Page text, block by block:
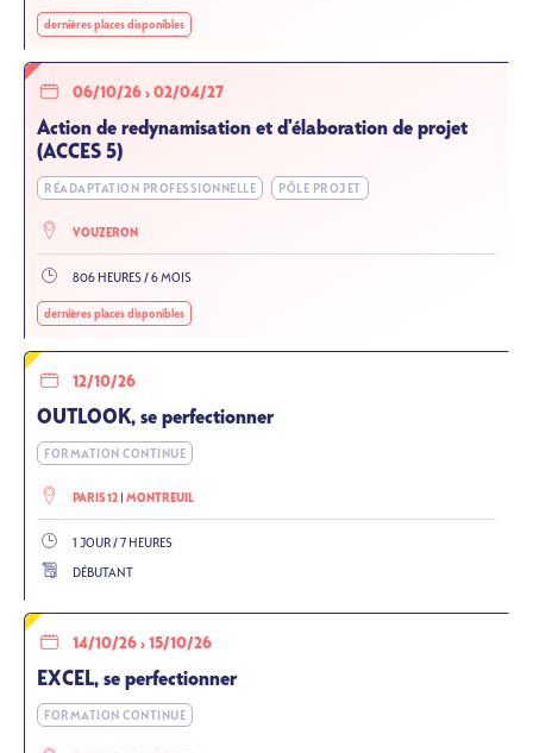
dernières places disponibles
06/10/26 › 02/04/27
Action de redynamisation et d'élaboration de projet
(ACCES 5)
RÉADAPTATION PROFESSIONNELLE PÔLE PROJET
VOUZERON
806 HEURES / 6 MOIS
dernières places disponibles
12/10/26
OUTLOOK, se perfectionner
FORMATION CONTINUE
PARIS 12 MONTREUIL
1 JOUR / 7 HEURES
DÉBUTANT
14/10/26 › 15/10/26
EXCEL, se perfectionner
FORMATION CONTINUE